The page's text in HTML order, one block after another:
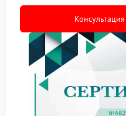
зависает на несколько
перестает реагировать.
зависание после
мигание индикаторов;
невозможность
перезапуск без
нагрев корпуса.